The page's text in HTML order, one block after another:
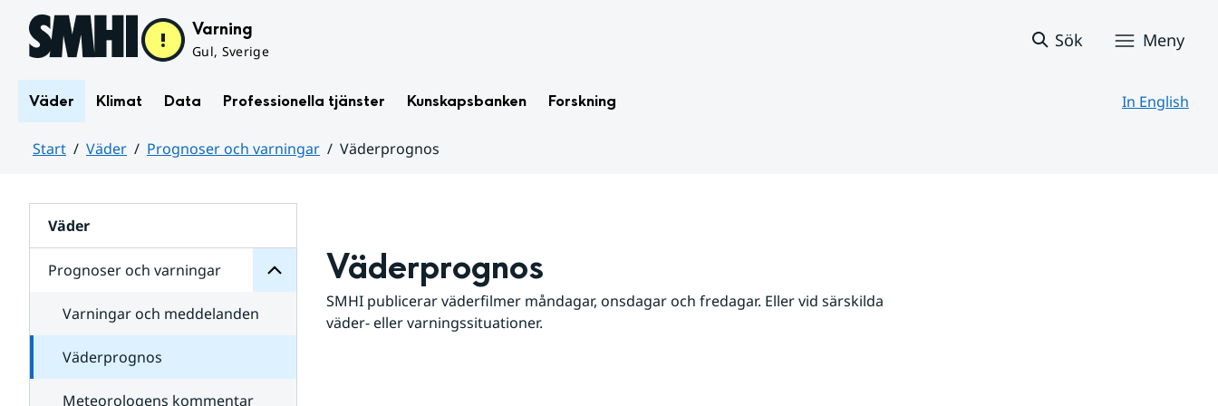
Hoppa till sidans innehåll Varning
Gul, Sverige
Sök Meny
Väder Klimat Data Professionella tjänster Kunskapsbanken Forskning In English
Start Väder Prognoser och varningar
Väderprognos
Väder
Prognoser och varningar
för
varningar
Varningar och meddelanden
Väderprognos
Meteorologens kommentar
Väderprognos
SMHI publicerar väderfilmer måndagar, onsdagar och fredagar. Eller vid särskilda
väder- eller varningssituationer.